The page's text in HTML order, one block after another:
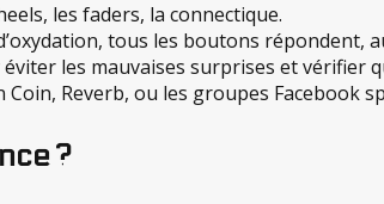
les faders, la connectique.
tous les boutons répondent,
les mauvaises surprises et vérifier
Coin, Reverb, ou les groupes Facebook
?